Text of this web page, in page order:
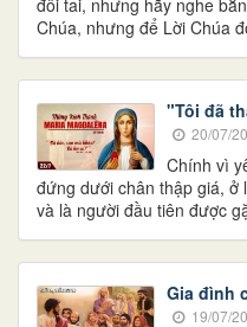
Chúa, nhưng để Lời Chúa
"Tôi đã
20/07/
Chính vì
đứng dưới chân thập giá, ở
và là người đầu tiên được
Gia đình
19/07/